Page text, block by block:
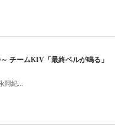
チームKIV「最終ベルが鳴る」
阿紀...